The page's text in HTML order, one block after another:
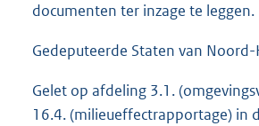
documenten ter inzage te leggen.
Gedeputeerde Staten van
Gelet op afdeling 3.1.
16.4. (milieueffectrapportage) in